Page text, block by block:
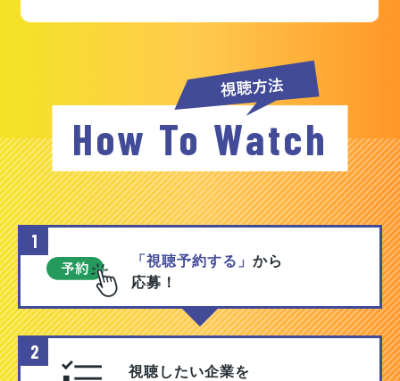
How To Watch
1
「視聴予約する」 から
応募！
2
視聴したい企業を